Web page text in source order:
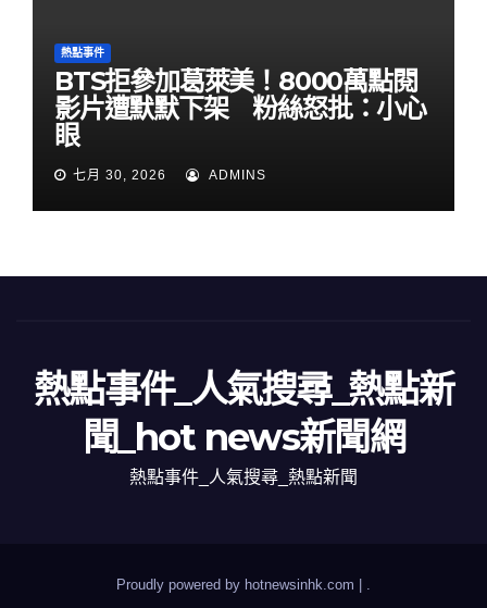
熱點事件
BTS拒參加葛萊美！8000萬點閱
影片遭默默下架 粉絲怒批：小心
眼
七月 30, 2026 ADMINS
熱點事件_人氣搜尋_熱點新
聞_hot news新聞網
熱點事件_人氣搜尋_熱點新聞
Proudly powered by hotnewsinhk.com |